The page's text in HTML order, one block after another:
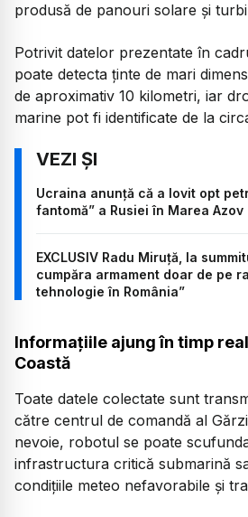
produsă de panouri solare și
Potrivit datelor prezentate în
poate detecta ținte de mari
de aproximativ 10 kilometri, iar
marine pot fi identificate de la
Ucraina anunță că a lovit opt
fantomă” a Rusiei în Marea Azov
EXCLUSIV Radu Miruță, la
cumpăra armament doar de pe
tehnologie în România”
Informațiile ajung în timp
Coastă
Toate datele colectate sunt
către centrul de comandă al
nevoie, robotul se poate
infrastructura critică submarină
condițiile meteo nefavorabile și